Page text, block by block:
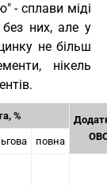
- сплави міді
них, але у
не більш
нікель
%
повна